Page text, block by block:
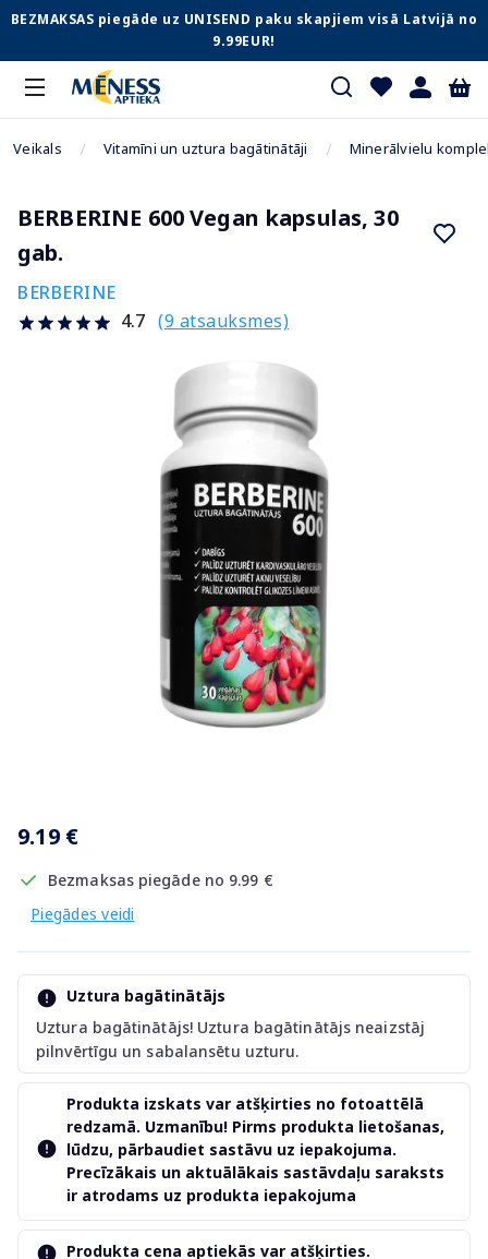
BEZMAKSAS piegāde uz UNISEND paku skapjiem visā Latvijā no
9.99EUR!
Veikals Vitamīni un uztura bagātinātāji Minerālvielu
BERBERINE 600 Vegan kapsulas, 30
gab.
BERBERINE
4.7 (9 atsauksmes)
9.19 €
Bezmaksas piegāde no 9.99 €
Piegādes veidi
Uztura bagātinātājs
Uztura bagātinātājs! Uztura bagātinātājs neaizstāj
pilnvērtīgu un sabalansētu uzturu.
Produkta izskats var atšķirties no fotoattēlā
redzamā. Uzmanību! Pirms produkta lietošanas,
lūdzu, pārbaudiet sastāvu uz iepakojuma.
Precīzākais un aktuālākais sastāvdaļu saraksts
ir atrodams uz produkta iepakojuma
Produkta cena aptiekās var atšķirties.